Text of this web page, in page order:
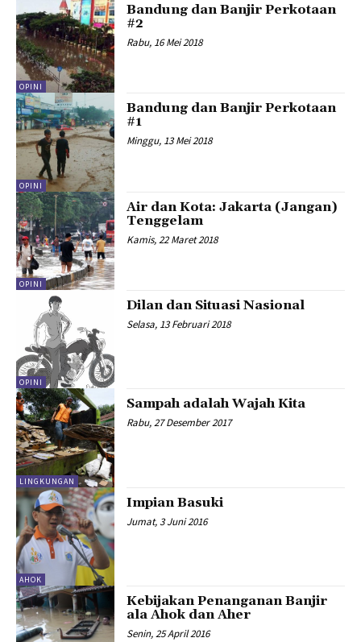
OPINI
Bandung dan Banjir Perkotaan
#2
Rabu, 16 Mei 2018
OPINI
Bandung dan Banjir Perkotaan
#1
Minggu, 13 Mei 2018
OPINI
Air dan Kota: Jakarta (Jangan)
Tenggelam
Kamis, 22 Maret 2018
OPINI
Dilan dan Situasi Nasional
Selasa, 13 Februari 2018
LINGKUNGAN
Sampah adalah Wajah Kita
Rabu, 27 Desember 2017
AHOK
Impian Basuki
Jumat, 3 Juni 2016
Kebijakan Penanganan Banjir
ala Ahok dan Aher
Senin, 25 April 2016